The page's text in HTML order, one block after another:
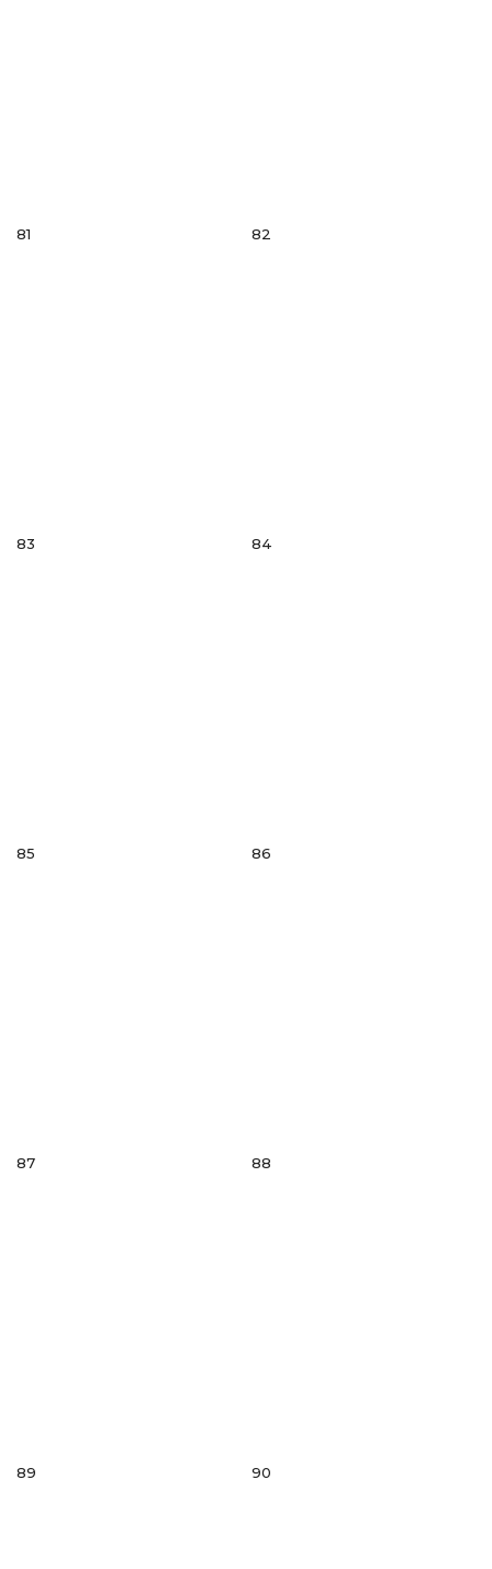
81 82
83 84
85 86
87 88
89 90